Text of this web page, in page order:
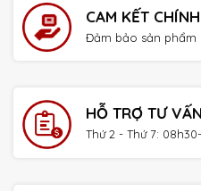
CAM KẾT
Đảm bảo sản phẩm
HỖ TRỢ TƯ VẤN
Thứ 2 - Thứ 7: 08h30-